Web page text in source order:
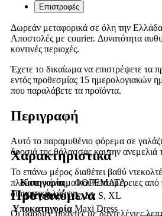
Επιστροφές
Δωρεάν μεταφορικά σε όλη την Ελλάδα
Αποστολές με courier. Δυνατότητα
κοντινές περιοχές.
Έχετε το δικαίωμα να επιστρέψετε τα
εντός προθεσμίας 15 ημερολογιακών
που παραλάβετε τα προϊόντα.
Περιγραφή
Αυτό το παραμυθένιο φόρεμα σε
δροσιά της θάλασσας και την ανεμελιά
Το επάνω μέρος διαθέτει βαθύ
πλούσιο κέντημα και λεπτομέρειες
διακριτική λάμψη.
Οι φαρδιές τιράντες με δαντελένιες
Χαρακτηριστικά
Κατηγορία
ΦΟΡΕΜΑΤΑ
Μέγεθος
L, M, S, XL
Υποκατηγορία Maxi Dress
Προτεινόμενα